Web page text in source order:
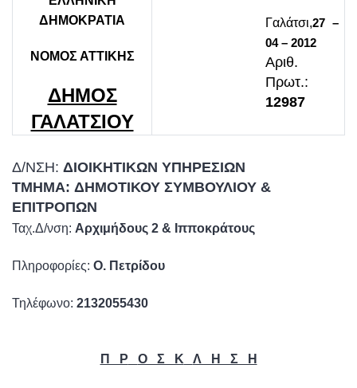
ΔΗΜΟΚΡΑΤΙΑ
ΝΟΜΟΣ ΑΤΤΙΚΗΣ
ΔΗΜΟΣ
ΓΑΛΑΤΣΙΟΥ
Γαλάτσι,27 –
04 – 2012
Αριθ.
Πρωτ.:
12987
Δ/ΝΣΗ: ΔΙΟΙΚΗΤΙΚΩΝ ΥΠΗΡΕΣΙΩΝ
ΤΜΗΜΑ: ΔΗΜΟΤΙΚΟΥ ΣΥΜΒΟΥΛΙΟΥ &
ΕΠΙΤΡΟΠΩΝ
Ταχ.Δ/νση: Αρχιμήδους 2 & Ιπποκράτους
Πληροφορίες: Ο. Πετρίδου
Τηλέφωνο: 2132055430
Π Ρ Ο Σ Κ Λ Η Σ Η